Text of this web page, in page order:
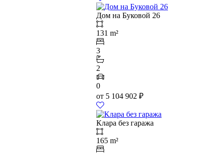
Дом на Буковой 26
131 m²
3
2
0
от 5 104 902 ₽
Клара без гаража
165 m²